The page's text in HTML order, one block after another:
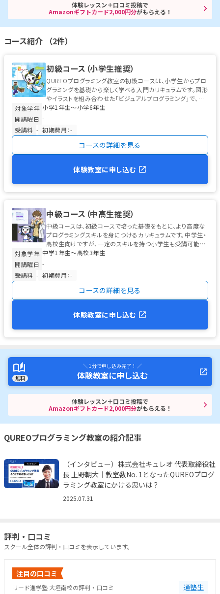
体験レッスン＋口コミ投稿で
Amazonギフトカード2,000円分がもらえる！
コース紹介 （2件）
初級コース（小学生推奨）
QUREOプログラミング教室の初級コースは、小学生からプロ
グラミングを基礎から楽しく学べる入門カリキュラムです。図形
やイラストを組み合わせた「ビジュアルプログラミング」で、初
めてのお子様でも安心...
対象学年 小学1年生〜小学6年生
開講曜日 -
受講料 - 初期費用：-
コースの詳細を見る
体験教室に申し込む
中級コース（中高生推奨）
中級コースは、初級コースで培った基礎をもとに、より高度な
プログラミングスキルを身につけるカリキュラムです。中学生・
高校生向けですが、一定のスキルを持つ小学生も受講可能で
す。 学習の中心は、高校...
対象学年 中学1年生〜高校3年生
開講曜日 -
受講料 - 初期費用：-
コースの詳細を見る
体験教室に申し込む
無料
＼ 1分で申し込み完了！ ／
体験教室に申し込む
体験レッスン＋口コミ投稿で
Amazonギフトカード2,000円分がもらえる！
QUREOプログラミング教室の紹介記事
（インタビュー）株式会社キュレオ 代表取締役社
長 上野朝大｜教室数No. 1となったQUREOプログ
ラミング教室にかける思いは？
2025.07.31
評判・口コミ
スクール全体の評判・口コミを表示しています。
注目の口コミ
リード進学塾 大垣南校の評判・口コミ 通塾生